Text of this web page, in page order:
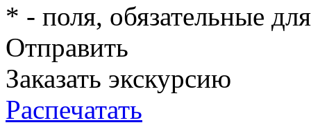
* - поля, обязательные
Отправить
Заказать экскурсию
Распечатать